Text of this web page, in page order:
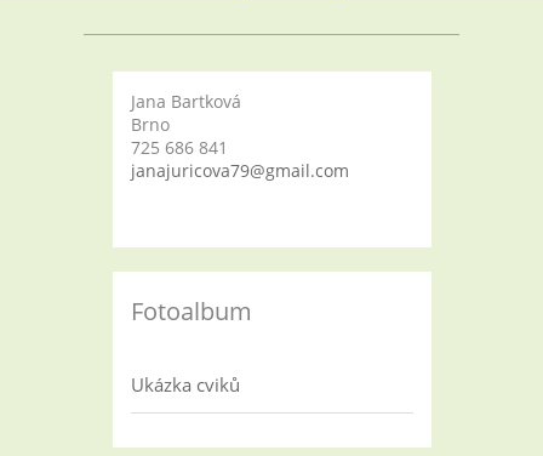
Jana Bartková
Brno
725 686 841
janajuricova79@gmail.com
Fotoalbum
Ukázka cviků